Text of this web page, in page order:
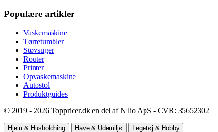
Populære artikler
Vaskemaskine
Tørretumbler
Støvsuger
Router
Printer
Opvaskemaskine
Autostol
Produktguides
© 2019 - 2026 Toppricer.dk en del af Nilio ApS - CVR: 35652302
Hjem & Husholdning Have & Udemiljø
Legetøj & Hobby